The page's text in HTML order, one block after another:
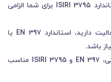
اگر در ایران فعالیت دارید، استاندارد ISIRI 3795 برای شما الزامی
اگر در پروژه‌های بین‌المللی فعالیت دارید، استاندارد EN 397 یا
برای کارهای ساختمانی و صنعتی، EN 397 و ISIRI 3795 مناسب